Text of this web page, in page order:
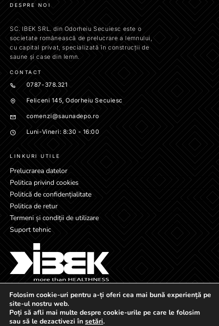
DESPRE NOI
SC. IBEK SRL. din Odorheiu Secuiesc este o
societate românească de prelucrare a lemnului,
cu capital privat, specializată în construcții de
saune și case din lemn.
CONTACT
0787-378.321
Feliceni 145, Odorheiu Secuiesc
comenzi@saunadepo.ro
Luni-Vineri: 8:30 - 16:00
LINKURI UTILE
Prelucrarea datelor
Politica privind cookies
Politică de confidențialitate
Politica de retur
Termeni și condiții de utilizare
Suport tehnic
Folosim cookie-uri pentru a-ți oferi cea mai bună experiență pe
site-ul nostru web.
Poți să afli mai multe despre cookie-urile pe care le folosim
sau să le dezactivezi în setări.